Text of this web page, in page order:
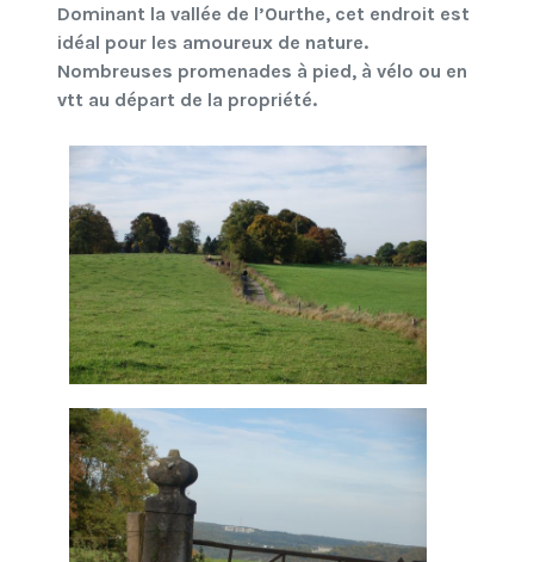
Dominant la vallée de l’Ourthe, cet endroit est
idéal pour les amoureux de nature.
Nombreuses promenades à pied, à vélo ou en
vtt au départ de la propriété.